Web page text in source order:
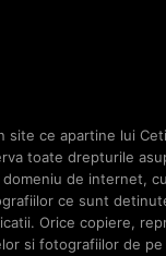
site ce apartine lui
toate drepturile
de internet,
ce sunt
Orice copiere,
si fotografiilor de